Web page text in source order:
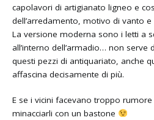
capolavori di artigianato ligneo e
dell’arredamento, motivo di vanto
La versione moderna sono i letti a
all’interno dell’armadio… non serve
questi pezzi di antiquariato, anche
affascina decisamente di più.
E se i vicini facevano troppo
minacciarli con un bastone